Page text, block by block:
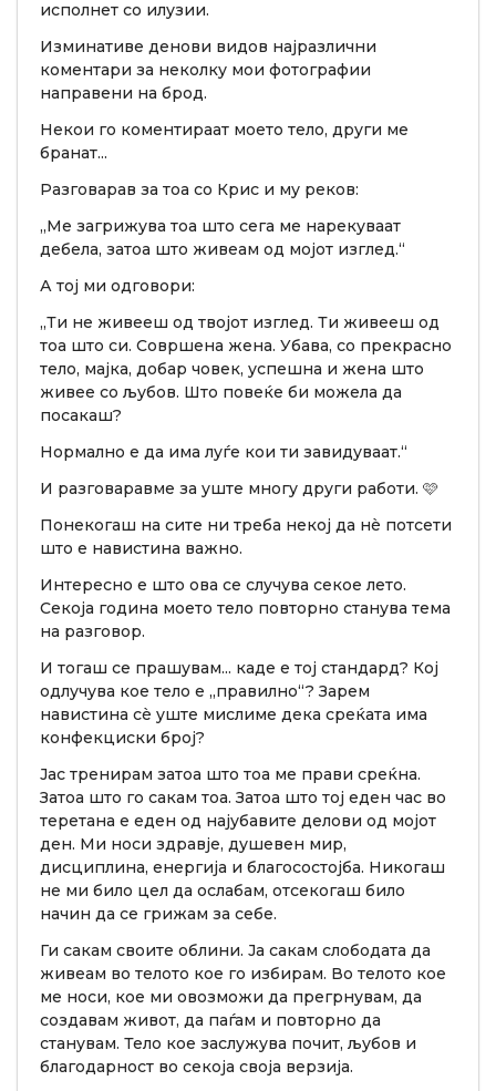
исполнет со илузии.
Изминативе денови видов најразлични
коментари за неколку мои фотографии
направени на брод.
Некои го коментираат моето тело, други ме
бранат...
Разговарав за тоа со Крис и му реков:
„Ме загрижува тоа што сега ме нарекуваат
дебела, затоа што живеам од мојот изглед.“
А тој ми одговори:
„Ти не живееш од твојот изглед. Ти живееш од
тоа што си. Совршена жена. Убава, со прекрасно
тело, мајка, добар човек, успешна и жена што
живее со љубов. Што повеќе би можела да
посакаш?
Нормално е да има луѓе кои ти завидуваат.“
И разговаравме за уште многу други работи. 🩷
Понекогаш на сите ни треба некој да нè потсети
што е навистина важно.
Интересно е што ова се случува секое лето.
Секоја година моето тело повторно станува тема
на разговор.
И тогаш се прашувам... каде е тој стандард? Кој
одлучува кое тело е „правилно“? Зарем
навистина сè уште мислиме дека среќата има
конфекциски број?
Јас тренирам затоа што тоа ме прави среќна.
Затоа што го сакам тоа. Затоа што тој еден час во
теретана е еден од најубавите делови од мојот
ден. Ми носи здравје, душевен мир,
дисциплина, енергија и благосостојба. Никогаш
не ми било цел да ослабам, отсекогаш било
начин да се грижам за себе.
Ги сакам своите облини. Ја сакам слободата да
живеам во телото кое го избирам. Во телото кое
ме носи, кое ми овозможи да прегрнувам, да
создавам живот, да паѓам и повторно да
станувам. Тело кое заслужува почит, љубов и
благодарност во секоја своја верзија.